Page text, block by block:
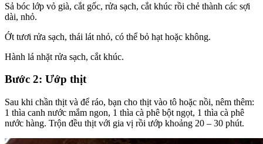
Sả bóc lớp vỏ già, cắt gốc, rửa sạch, cắt khúc rồi chẻ thành các sợi
dài, nhỏ.
Ớt tươi rửa sạch, thái lát nhỏ, có thể bỏ hạt hoặc không.
Hành lá nhặt rửa sạch, cắt khúc.
Bước 2: Ướp thịt
Sau khi chần thịt và để ráo, bạn cho thịt vào tô hoặc nồi, nêm thêm:
1 thìa canh nước mắm ngon, 1 thìa cà phê bột ngọt, 1 thìa cà phê
nước hàng. Trộn đều thịt với gia vị rồi ướp khoảng 20 – 30 phút.